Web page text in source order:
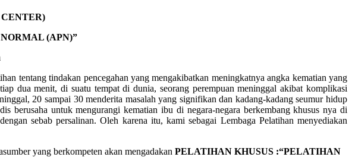
(APN)”
tentang tindakan pencegahan yang mengakibatkan meningkatnya angka kematian yang
dua menit, di suatu tempat di dunia, seorang perempuan meninggal akibat komplikasi
20 sampai 30 menderita masalah yang signifikan dan kadang-kadang seumur hidup
berusaha untuk mengurangi kematian ibu di negara-negara berkembang khusus nya di
sebab persalinan. Oleh karena itu, kami sebagai Lembaga Pelatihan menyediakan
yang berkompeten akan mengadakan PELATIHAN KHUSUS :“PELATIHAN